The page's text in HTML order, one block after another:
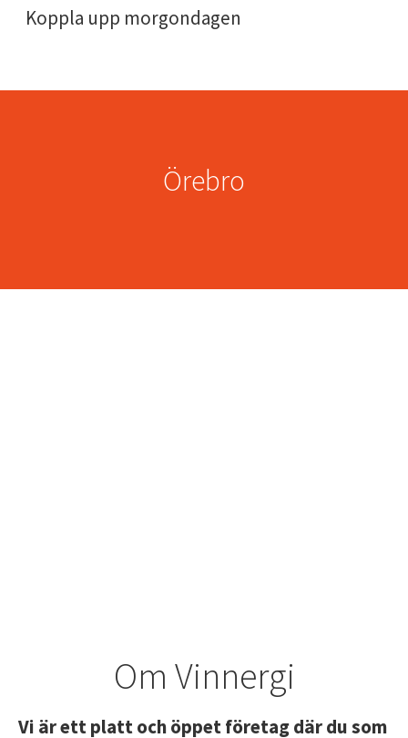
Koppla upp morgondagen
Örebro
Om Vinnergi
Vi är ett platt och öppet företag där du som